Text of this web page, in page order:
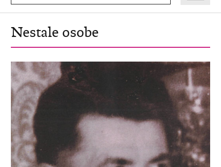
Nestale osobe